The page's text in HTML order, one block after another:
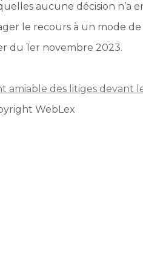
aucune décision n’a
le recours à un mode
du 1er novembre 2023.
des litiges devant
WebLex